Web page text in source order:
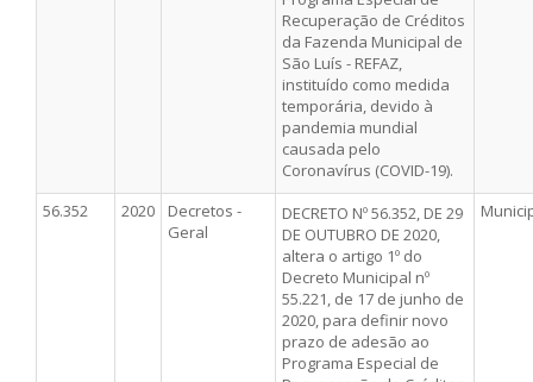
Recuperação de Créditos
da Fazenda Municipal de
São Luís - REFAZ,
instituído como medida
temporária, devido à
pandemia mundial
causada pelo
Coronavírus (COVID-19).
56.352 2020
Decretos -
Geral
DECRETO Nº 56.352, DE 29
DE OUTUBRO DE 2020,
altera o artigo 1º do
Decreto Municipal nº
55.221, de 17 de junho de
2020, para definir novo
prazo de adesão ao
Programa Especial de